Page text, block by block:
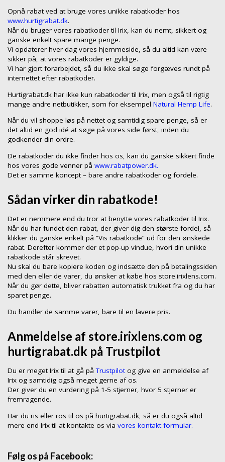
Opnå rabat ved at bruge vores unikke rabatkoder hos
www.hurtigrabat.dk.
Når du bruger vores rabatkoder til Irix, kan du nemt, sikkert og
ganske enkelt spare mange penge.
Vi opdaterer hver dag vores hjemmeside, så du altid kan være
sikker på, at vores rabatkoder er gyldige.
Vi har gjort forarbejdet, så du ikke skal søge forgæves rundt på
internettet efter rabatkoder.
Hurtigrabat.dk har ikke kun rabatkoder til Irix, men også til rigtig
mange andre netbutikker, som for eksempel Natural Hemp Life.
Når du vil shoppe løs på nettet og samtidig spare penge, så er
det altid en god idé at søge på vores side først, inden du
godkender din ordre.
De rabatkoder du ikke finder hos os, kan du ganske sikkert finde
hos vores gode venner på www.rabatpower.dk.
Det er samme koncept – bare andre rabatkoder og fordele.
Sådan virker din rabatkode!
Det er nemmere end du tror at benytte vores rabatkoder til Irix.
Når du har fundet den rabat, der giver dig den største fordel, så
klikker du ganske enkelt på ”Vis rabatkode” ud for den ønskede
rabat. Derefter kommer der et pop-up vindue, hvori din unikke
rabatkode står skrevet.
Nu skal du bare kopiere koden og indsætte den på betalingssiden
med den eller de varer, du ønsker at købe hos store.irixlens.com.
Når du gør dette, bliver rabatten automatisk trukket fra og du har
sparet penge.
Du handler de samme varer, bare til en lavere pris.
Anmeldelse af store.irixlens.com og
hurtigrabat.dk på Trustpilot
Du er meget Irix til at gå påTrustpilotog give en anmeldelse af
Irix og samtidig også meget gerne af os.
Der giver du en vurdering på 1-5 stjerner, hvor 5 stjerner er
fremragende.
Har du ris eller ros til os på hurtigrabat.dk, så er du også altid
mere end Irix til at kontakte os via vores kontakt formular.
Følg os på Facebook: